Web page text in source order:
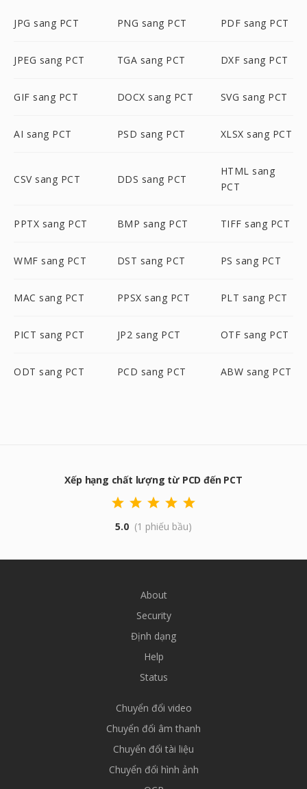
JPG sang PCT PNG sang PCT PDF sang PCT
JPEG sang PCT TGA sang PCT DXF sang PCT
GIF sang PCT DOCX sang PCT SVG sang PCT
AI sang PCT PSD sang PCT XLSX sang PCT
CSV sang PCT DDS sang PCT
HTML sang
PCT
PPTX sang PCT BMP sang PCT TIFF sang PCT
WMF sang PCT DST sang PCT PS sang PCT
MAC sang PCT PPSX sang PCT PLT sang PCT
PICT sang PCT JP2 sang PCT OTF sang PCT
ODT sang PCT PCD sang PCT ABW sang PCT
Xếp hạng chất lượng từ PCD đến PCT
5.0 (1 phiếu bầu)
About
Security
Định dạng
Help
Status
Chuyển đổi video
Chuyển đổi âm thanh
Chuyển đổi tài liệu
Chuyển đổi hình ảnh